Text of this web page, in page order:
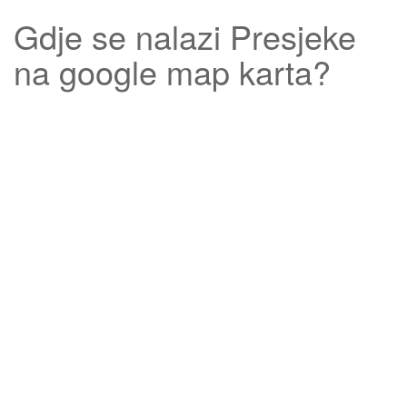
Gdje se nalazi Presjeke
na google map karta?